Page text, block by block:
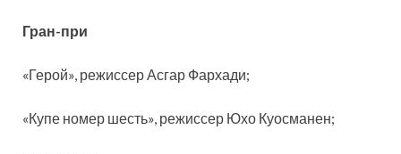
Гран-при
«Герой», режиссер Асгар Фархади;
«Купе номер шесть», режиссер Юхо Куосманен;